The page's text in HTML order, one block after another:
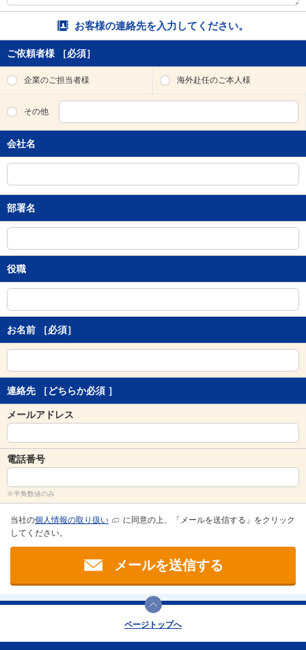
お客様の連絡先を入力してください。
ご依頼者様 ［必須］
企業のご担当者様 海外赴任のご本人様
その他
会社名
部署名
役職
お名前 ［必須］
連絡先 ［どちらか必須 ］
メールアドレス
電話番号
※半角数値のみ
当社の個人情報の取り扱い
に同意の上、「メールを送信する」をクリック
してください。
メールを送信する
ページトップへ